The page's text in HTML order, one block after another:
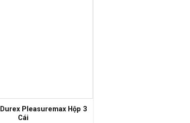
Pleasuremax Hộp 3
Cái